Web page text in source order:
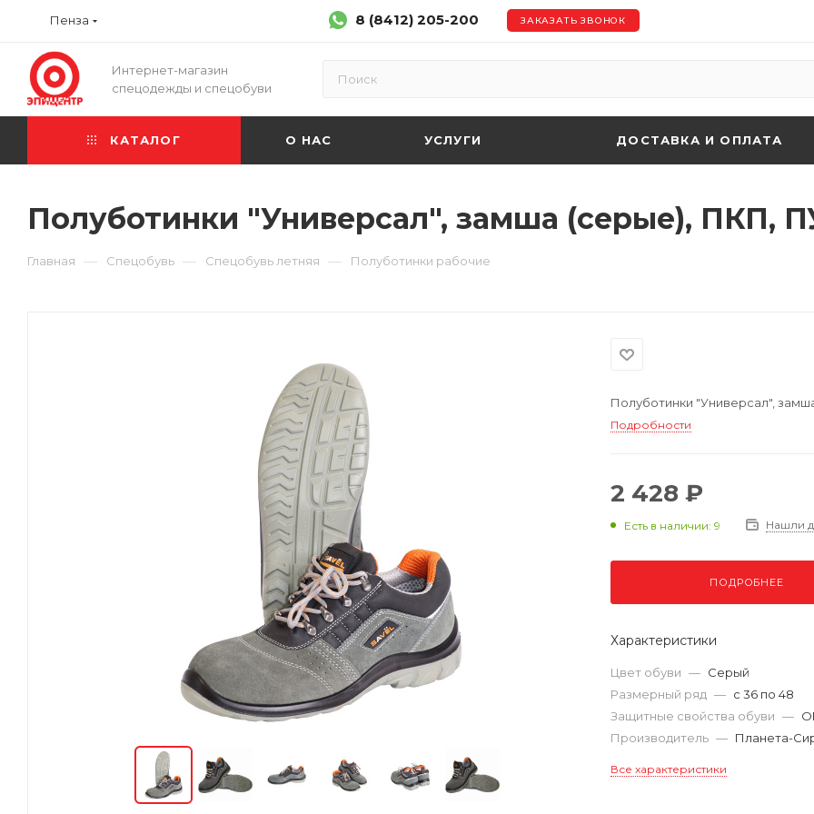
Пенза 8 (8412) 205-200 ЗАКАЗАТЬ ЗВОНОК
Интернет-магазин
спецодежды и спецобуви
КАТАЛОГ О НАС УСЛУГИ ДОСТАВКА И ОПЛАТА
Полуботинки "Универсал", замша (серые), ПКП,
Главная — Спецобувь — Спецобувь летняя — Полуботинки рабочие
Полуботинки "Универсал",
Подробности
2 428 ₽
Есть в наличии: 9 Нашли
ПОДРОБНЕЕ
Характеристики
Цвет обуви — Серый
Размерный ряд — с 36 по 48
Защитные свойства обуви —
Производитель — Планета-
Все характеристики